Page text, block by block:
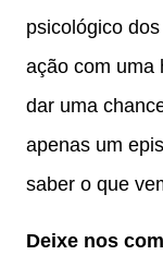
psicológico
ação com uma
dar uma
apenas um
saber o que
Deixe nos